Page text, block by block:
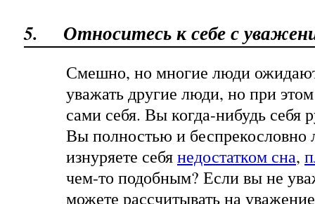
5. Относитесь к себе с
Смешно, но многие люди
уважать другие люди, но при
сами себя. Вы когда-нибудь себя
Вы полностью и беспрекословно
изнуряете себянедостатком сна,
чем-то подобным? Если вы не
можете рассчитывать на